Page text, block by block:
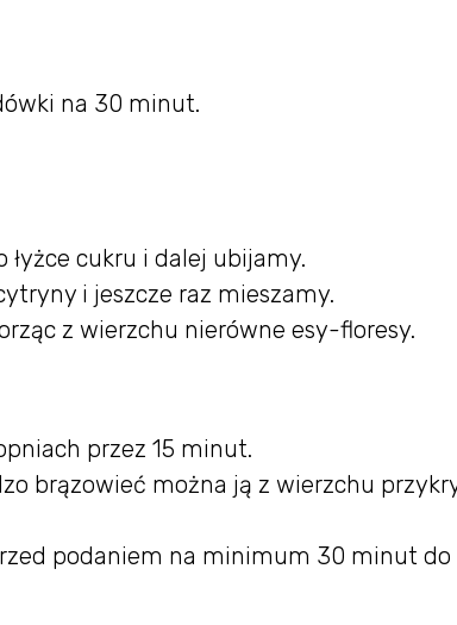
na 30 minut.
cukru i dalej ubijamy.
i jeszcze raz mieszamy.
z wierzchu nierówne esy-floresy.
przez 15 minut.
brązowieć można ją z wierzchu
podaniem na minimum 30 minut do